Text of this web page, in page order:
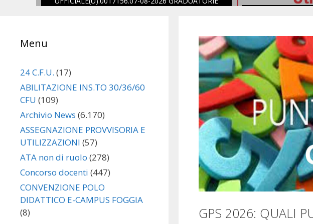
GPS 2026: QUALI
Menu
24 C.F.U. (17)
ABILITAZIONE INS.TO 30/36/60
CFU (109)
Archivio News (6.170)
ASSEGNAZIONE PROVVISORIA E
UTILIZZAZIONI (57)
ATA non di ruolo (278)
Concorso docenti (447)
CONVENZIONE POLO
DIDATTICO E-CAMPUS FOGGIA
(8)